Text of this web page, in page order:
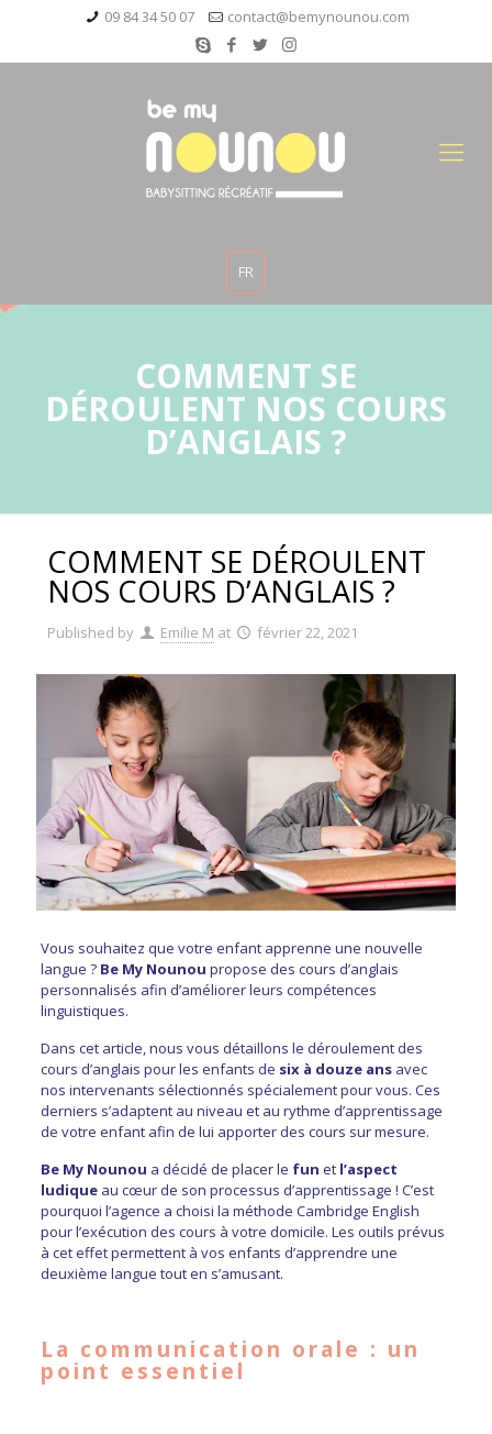
09 84 34 50 07 contact@bemynounou.com
FR
COMMENT SE
DÉROULENT NOS COURS
D’ANGLAIS ?
COMMENT SE DÉROULENT
NOS COURS D’ANGLAIS ?
Published by Emilie M at février 22, 2021
Vous souhaitez que votre enfant apprenne une nouvelle
langue ? Be My Nounou propose des cours d’anglais
personnalisés afin d’améliorer leurs compétences
linguistiques.
Dans cet article, nous vous détaillons le déroulement des
cours d’anglais pour les enfants de six à douze ans avec
nos intervenants sélectionnés spécialement pour vous. Ces
derniers s’adaptent au niveau et au rythme d’apprentissage
de votre enfant afin de lui apporter des cours sur mesure.
Be My Nounou a décidé de placer le fun et l’aspect
ludiqueau cœur de son processus d’apprentissage ! C’est
pourquoi l’agence a choisi la méthode Cambridge English
pour l’exécution des cours à votre domicile. Les outils prévus
à cet effet permettent à vos enfants d’apprendre une
deuxième langue tout en s’amusant.
La communication orale : un
point essentiel